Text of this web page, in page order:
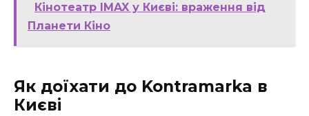
Кінотеатр IMAX у Києві: враження від
Планети Кіно
Як доїхати до Kontramarka в
Києві